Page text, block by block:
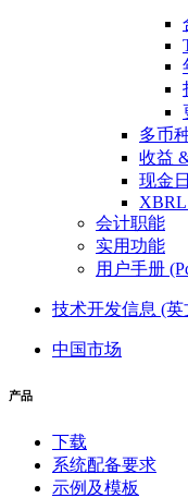
多币
收益
现金
XBRL
会计职能
实用功能
用户手册
技术开发信息 (英
中国市场
产品
下载
系统配备要求
示例及模板